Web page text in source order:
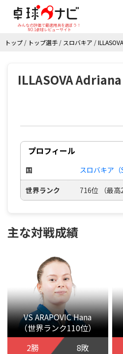
みんなの評価で最適用具を選ぼう！
NO.1卓球レビューサイト
トップ / トップ選手 / スロバキア /
ILLASOVA Adriana
プロフィール
国 スロバキア（
世界ランク 716位 （最高
主な対戦成績
VS ARAPOVIC Hana
（世界ランク110位）
2勝
8敗